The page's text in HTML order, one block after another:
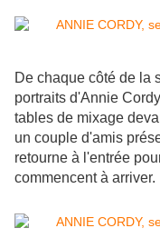
De chaque côté de la
portraits d'Annie
tables de mixage
un couple d'amis
retourne à l'entrée
commencent à arriver.